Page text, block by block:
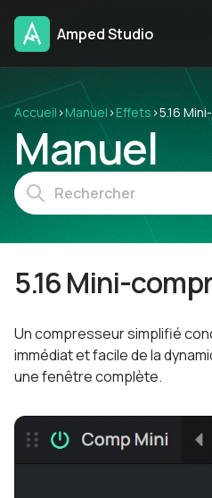
Amped Studio
Accueil ›Manuel ›Effets ›5.16
Manuel
5.16 Mini-
Un compresseur simplifié
immédiat et facile de la
une fenêtre complète.